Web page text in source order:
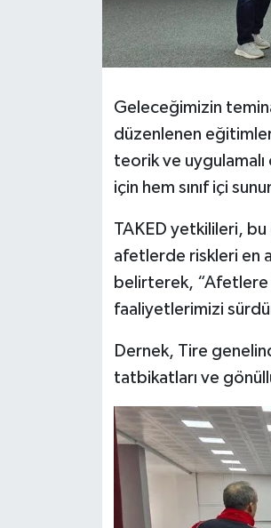
Geleceğimizin
düzenlenen
teorik ve
için hem sınıf içi
TAKED yetkilileri, bu
afetlerde riskleri en
belirterek, “Afetlere
faaliyetlerimizi
Dernek, Tire
tatbikatları ve